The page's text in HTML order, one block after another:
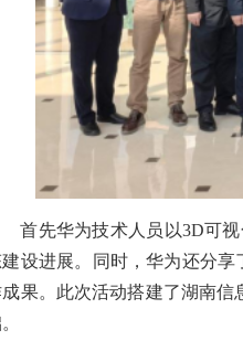
首先华为技术人员以3D可
建设进展。同时，华为还分享
果。此次活动搭建了湖南